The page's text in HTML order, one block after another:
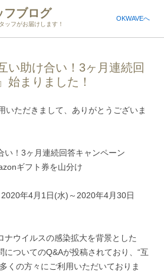
フブログ
ッフがお届けします！
OKWAVEへ
い助け合い！3ヶ月連続回
始まりました！
いただきまして、ありがとうございま
い！3ヶ月連続回答キャンペーン
ギフト券を山分け
年4月1日(水)～2020年4月30日
ナウイルスの感染拡大を背景とした
についてのQ&Aが投稿されており、“互
くの方々にご利用いただいておりま